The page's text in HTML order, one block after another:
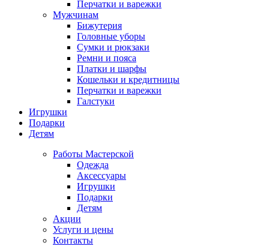
Перчатки и варежки
Мужчинам
Бижутерия
Головные уборы
Сумки и рюкзаки
Ремни и пояса
Платки и шарфы
Кошельки и кредитницы
Перчатки и варежки
Галстуки
Игрушки
Подарки
Детям
Работы Мастерской
Одежда
Аксессуары
Игрушки
Подарки
Детям
Акции
Услуги и цены
Контакты